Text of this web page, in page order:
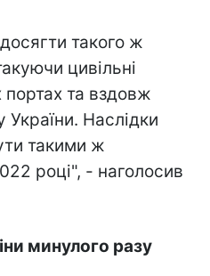
такого ж
цивільні
портах та вздовж
Наслідки
такими ж
році", - наголосив
минулого разу